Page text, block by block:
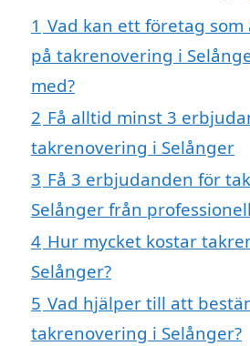
1 Vad kan ett företag
på takrenovering i
med?
2 Få alltid minst 3
takrenovering i Selånger
3 Få 3 erbjudanden för
Selånger från
4 Hur mycket kostar
Selånger?
5 Vad hjälper till att
takrenovering i Selånger?